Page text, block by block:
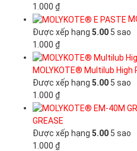
1.000 ₫
Được xếp hạng 5.00 5 sao
1.000 ₫
MOLYKOTE® Multilub
Được xếp hạng 5.00 5 sao
1.000 ₫
GREASE
Được xếp hạng 5.00 5 sao
1.000 ₫